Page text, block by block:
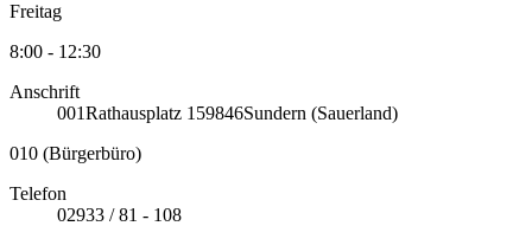
Freitag
8:00 - 12:30
Anschrift
001Rathausplatz 1 59846Sundern (Sauerland)
010 (Bürgerbüro)
Telefon
02933 / 81 - 108